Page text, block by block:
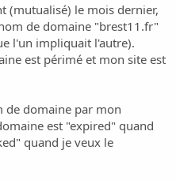
(mutualisé) le mois dernier,
de domaine "brest11.fr"
l'un impliquait l'autre).
est périmé et mon site est
de domaine par mon
est "expired" quand
quand je veux le